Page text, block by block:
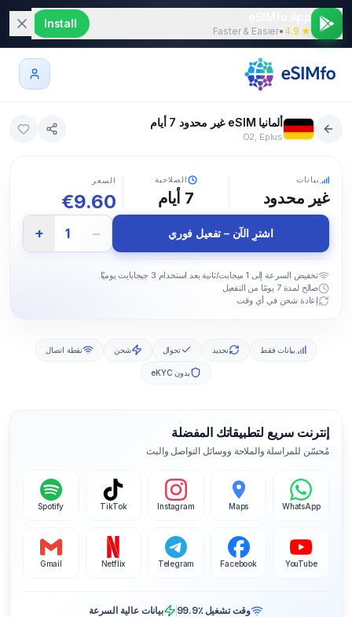
★ 4.9
•
Faster & Easier
Install
ألمانيا eSIM غير محدود 7 أيام
O2, Eplus
بيانات
غير محدود
الصلاحية
7 أيام
السعر
€9.60
اشترِ الآن – تفعيل فوري −
1
+
تخفيض السرعة إلى 1 ميجابت/ثانية بعد استخدام 3 جيجابايت يوميًا.
صالح لمدة 7 يومًا من التفعيل
إعادة شحن في أي وقت
بيانات فقط تجديد تجوال شحن نقطة اتصال
بدون eKYC
إنترنت سريع لتطبيقاتك المفضلة
مُحسّن للمراسلة والملاحة ووسائل التواصل والبث
WhatsApp
Maps
Instagram
TikTok
Spotify
YouTube
Facebook
Telegram
Netflix
Gmail
وقت تشغيل ‎99.9٪ بيانات عالية السرعة